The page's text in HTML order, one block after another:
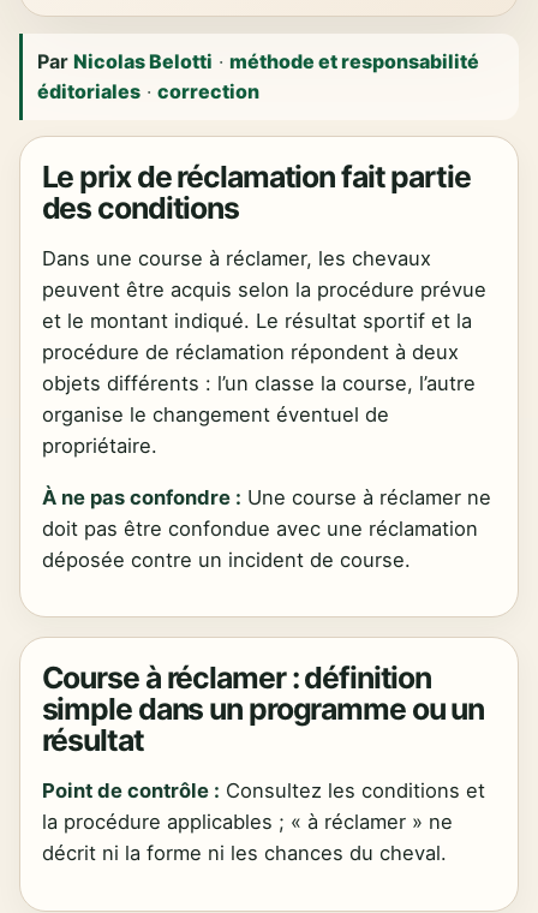
ParNicolas Belotti ·méthode et responsabilité
éditoriales ·correction
Le prix de réclamation fait partie
des conditions
Dans une course à réclamer, les chevaux
peuvent être acquis selon la procédure prévue
et le montant indiqué. Le résultat sportif et la
procédure de réclamation répondent à deux
objets différents : l’un classe la course, l’autre
organise le changement éventuel de
propriétaire.
À ne pas confondre : Une course à réclamer ne
doit pas être confondue avec une réclamation
déposée contre un incident de course.
Course à réclamer : définition
simple dans un programme ou un
résultat
Point de contrôle : Consultez les conditions et
la procédure applicables ; « à réclamer » ne
décrit ni la forme ni les chances du cheval.